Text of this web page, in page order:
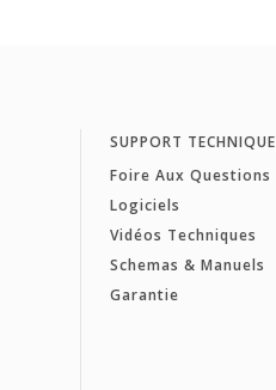
SUPPORT TECHNIQUE
Foire Aux Questions
Logiciels
Vidéos Techniques
Schemas & Manuels
Garantie